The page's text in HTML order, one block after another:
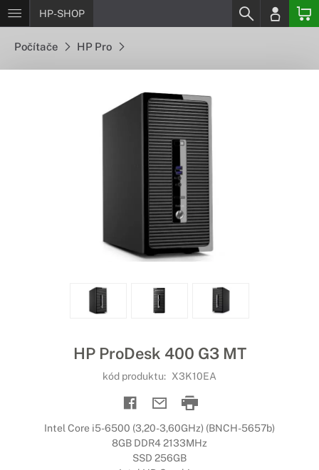
HP-SHOP
Počítače HP Pro
HP ProDesk 400 G3 MT
kód produktu: X3K10EA
Intel Core i5-6500 (3,20-3,60GHz) (BNCH-5657b)
8GB DDR4 2133MHz
SSD 256GB